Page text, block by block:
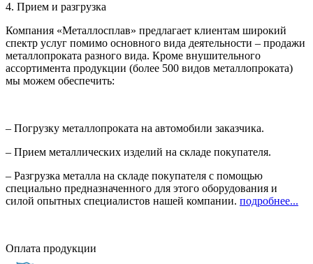
4. Прием и разгрузка
Компания «Металлосплав» предлагает клиентам широкий
спектр услуг помимо основного вида деятельности – продажи
металлопроката разного вида. Кроме внушительного
ассортимента продукции (более 500 видов металлопроката)
мы можем обеспечить:
– Погрузку металлопроката на автомобили заказчика.
– Прием металлических изделий на складе покупателя.
– Разгрузка металла на складе покупателя с помощью
специально предназначенного для этого оборудования и
силой опытных специалистов нашей компании. подробнее...
Оплата продукции